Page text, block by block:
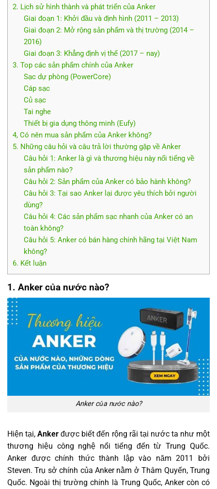
2. Lịch sử hình thành và phát triển của Anker
Giai đoạn 1: Khởi đầu và định hình (2011 – 2013)
Giai đoạn 2: Mở rộng sản phẩm và thị trường (2014 –
2016)
Giai đoạn 3: Khẳng định vị thế (2017 – nay)
3. Top các sản phẩm chính của Anker
Sạc dự phòng (PowerCore)
Cáp sạc
Củ sạc
Tai nghe
Thiết bị gia dụng thông minh (Eufy)
4, Có nên mua sản phẩm của Anker không?
5. Những câu hỏi và câu trả lời thường gặp về Anker
Câu hỏi 1: Anker là gì và thương hiệu này nổi tiếng về
sản phẩm nào?
Câu hỏi 2: Sản phẩm của Anker có bảo hành không?
Câu hỏi 3: Tại sao Anker lại được yêu thích bởi người
dùng?
Câu hỏi 4: Các sản phẩm sạc nhanh của Anker có an
toàn không?
Câu hỏi 5: Anker có bán hàng chính hãng tại Việt Nam
không?
6. Kết luận
1. Anker của nước nào?
Anker của nước nào?
Hiện tại,Anker được biết đến rộng rãi tại nước ta như một
thương hiệu công nghệ nổi tiếng đến từ Trung Quốc.
Anker được chính thức thành lập vào năm 2011 bởi
Steven. Trụ sở chính của Anker nằm ở Thâm Quyến, Trung
Quốc. Ngoài thị trường chính là Trung Quốc, Anker còn có